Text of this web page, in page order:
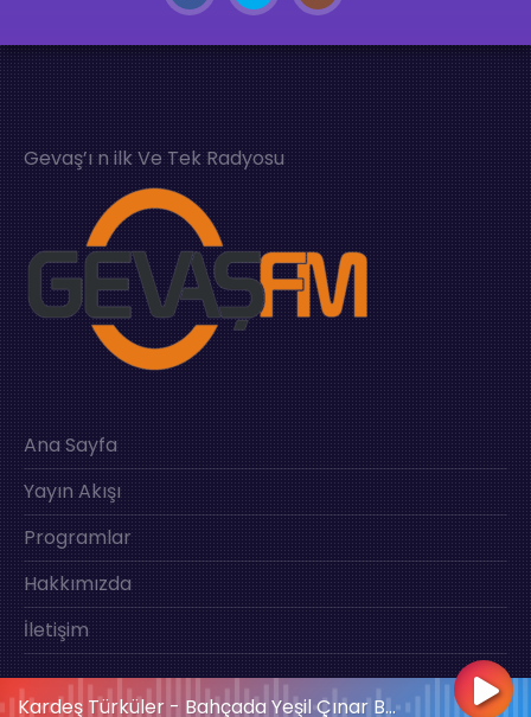
Kardeş Türküler - Bahçada Yeşil Çınar Bahar 2005 Kalan Müzik
Gevaş’ı n ilk Ve Tek Radyosu
Ana Sayfa
Yayın Akışı
Programlar
Hakkımızda
İletişim